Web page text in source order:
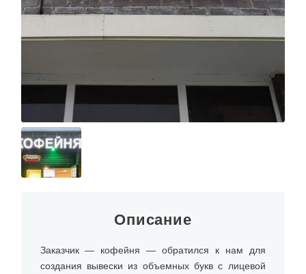
Описание
Заказчик — кофейня — обратился к нам для
создания вывески из объемных букв с лицевой